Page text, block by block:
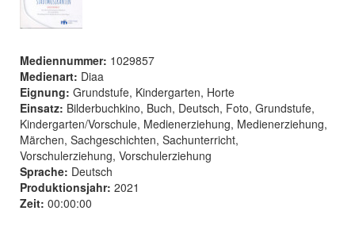
Mediennummer: 1029857
Medienart: Diaa
Eignung: Grundstufe, Kindergarten, Horte
Einsatz: Bilderbuchkino, Buch, Deutsch, Foto, Grundstufe,
Kindergarten/Vorschule, Medienerziehung, Medienerziehung,
Märchen, Sachgeschichten, Sachunterricht,
Vorschulerziehung, Vorschulerziehung
Sprache: Deutsch
Produktionsjahr: 2021
Zeit: 00:00:00